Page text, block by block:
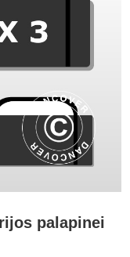
palapinei